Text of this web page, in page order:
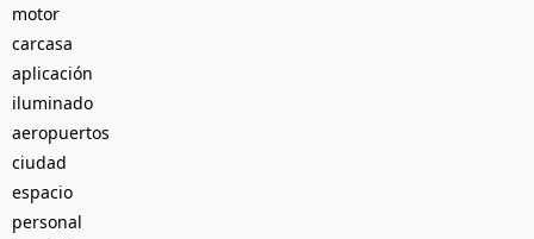
motor
carcasa
aplicación
iluminado
aeropuertos
ciudad
espacio
personal